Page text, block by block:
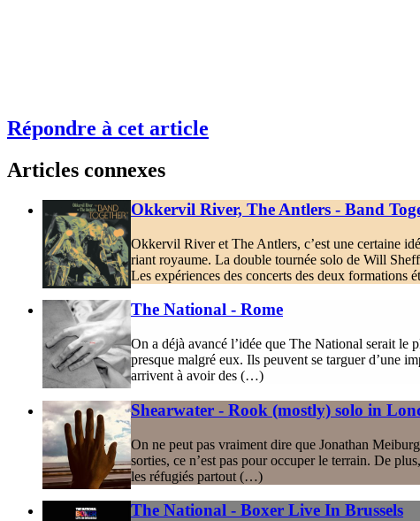
Répondre à cet article
Articles connexes
Okkervil River, The Antlers - Band
Okkervil River et The Antlers, c’est une certaine
riant royaume. La double tournée solo de Will
Les expériences des concerts des deux formations
The National - Rome
On a déjà avancé l’idée que The National serait le
presque malgré eux. Ils peuvent se targuer d’une
arrivent à avoir des (…)
Shearwater - Rook (mostly) solo in
On ne peut pas vraiment dire que Jonathan
sorties, ce n’est pas pour occuper le terrain. De
les réfugiés partout (…)
The National - Boxer Live In Brussels